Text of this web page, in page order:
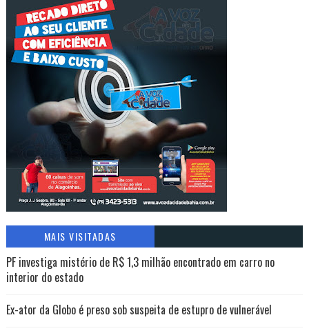
MAIS VISITADAS
PF investiga mistério de R$ 1,3 milhão encontrado em carro no
interior do estado
Ex-ator da Globo é preso sob suspeita de estupro de vulnerável